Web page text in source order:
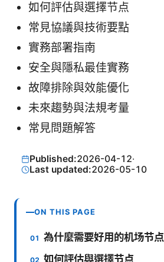
如何評估與選擇节点
常見協議與技術要點
實務部署指南
安全與隱私最佳實務
故障排除與效能優化
未來趨勢與法規考量
常見問題解答
Published:2026-04-12·
Last updated:2026-05-10
ON THIS PAGE
為什麼需要好用的机场节点
如何評估與選擇节点